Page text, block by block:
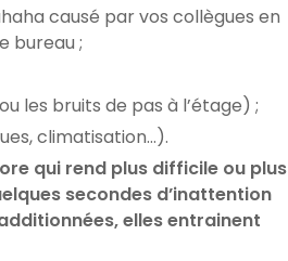
causé par vos collègues en
bureau ;
les bruits de pas à l’étage) ;
climatisation…).
qui rend plus difficile ou plus
secondes d’inattention
elles entrainent